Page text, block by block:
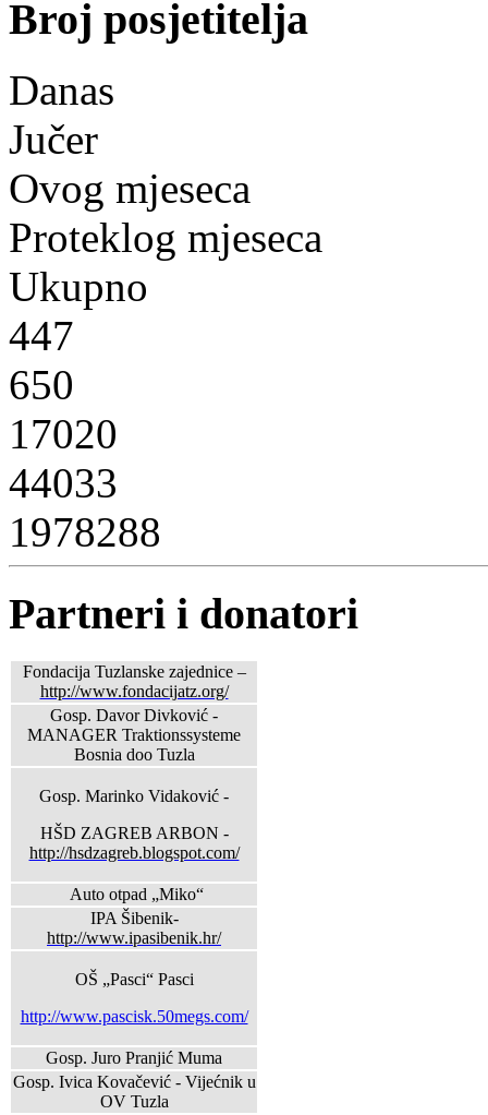
Broj posjetitelja
Danas
Jučer
Ovog mjeseca
Proteklog mjeseca
Ukupno
447
650
17020
44033
1978288
Partneri i donatori
Fondacija Tuzlanske zajednice –
http://www.fondacijatz.org/
Gosp. Davor Divković -
MANAGER Traktionssysteme
Bosnia doo Tuzla
Gosp. Marinko Vidaković -
HŠD ZAGREB ARBON -
http://hsdzagreb.blogspot.com/
Auto otpad „Miko“
IPA Šibenik-
http://www.ipasibenik.hr/
OŠ „Pasci“ Pasci
http://www.pascisk.50megs.com/
Gosp. Juro Pranjić Muma
Gosp. Ivica Kovačević - Vijećnik u
OV Tuzla